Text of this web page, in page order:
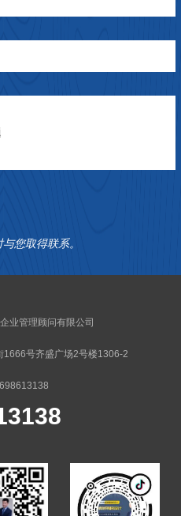
您取得联系。
业管理顾问有限公司
1666号齐盛广场2号楼1306-2